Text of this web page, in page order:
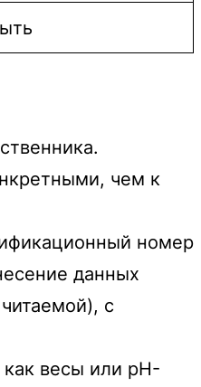
чем к
номер
данных
с
весы или pH-